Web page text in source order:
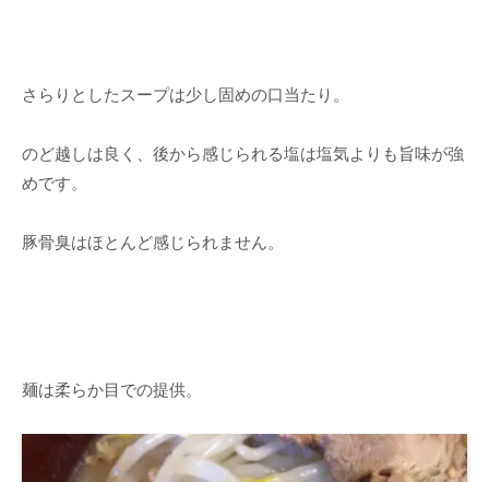
さらりとしたスープは少し固めの口当たり。
のど越しは良く、後から感じられる塩は塩気よりも旨味が強
めです。
豚骨臭はほとんど感じられません。
麺は柔らか目での提供。